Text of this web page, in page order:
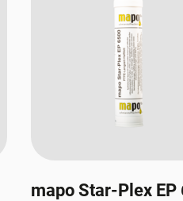
mapo Star-Plex EP